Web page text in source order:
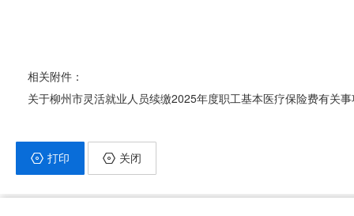
相关附件：
关于柳州市灵活就业人员续缴2025年度职工基本医疗保险费有关
打印 关闭